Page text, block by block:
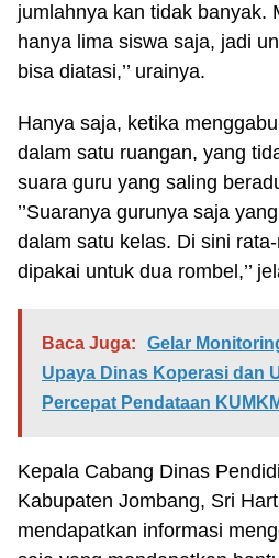
jumlahnya kan tidak banyak.
hanya lima siswa saja, jadi
bisa diatasi,’’ urainya.
Hanya saja, ketika
dalam satu ruangan, yang
suara guru yang saling
’’Suaranya gurunya saja
dalam satu kelas. Di sini
dipakai untuk dua rombel,’’
Baca Juga:
Gelar
Upaya Dinas Koperasi dan
Percepat Pendataan
Kepala Cabang Dinas
Kabupaten Jombang, Sri
mendapatkan informasi